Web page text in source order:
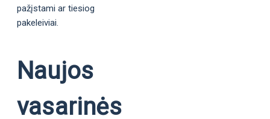
pažįstami ar tiesiog
pakeleiviai.
Naujos
vasarinės